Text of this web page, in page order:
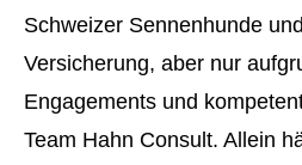
Schweizer Sennenhunde
Versicherung, aber nur
Engagements und
Team Hahn Consult. Allein